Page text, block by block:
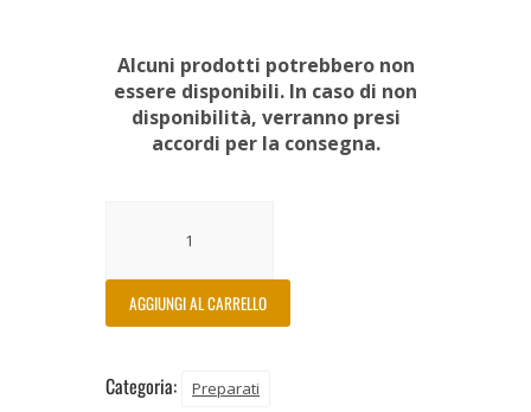
Alcuni prodotti potrebbero non
essere disponibili. In caso di non
disponibilità, verranno presi
accordi per la consegna.
AGGIUNGI AL CARRELLO
Categoria: Preparati